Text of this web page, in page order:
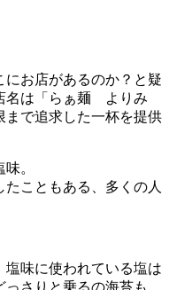
お店があるのか？と疑
名は「らぁ麺 よりみ
まで追求した一杯を提供
。
こともある、多くの人
味に使われている塩は
さりと乗るの海苔も、